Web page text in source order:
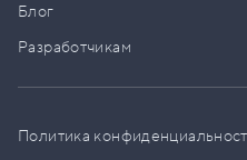
Блог
Разработчикам
Политика